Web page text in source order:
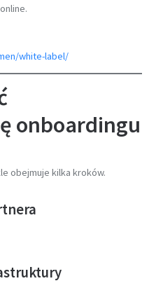
white-label/
onboardingu
obejmuje kilka kroków.